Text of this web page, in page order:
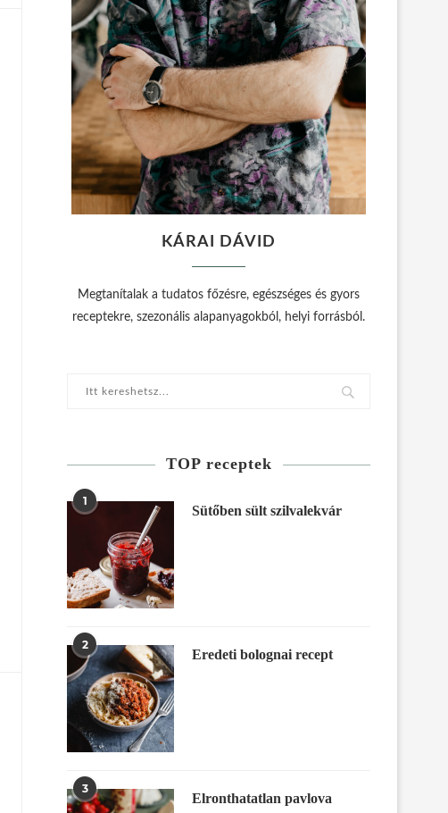
KÁRAI DÁVID
Megtanítalak a tudatos főzésre, egészséges és gyors
receptekre, szezonális alapanyagokból, helyi forrásból.
TOP receptek
1
Sütőben sült szilvalekvár
2
Eredeti bolognai recept
3
Elronthatatlan pavlova